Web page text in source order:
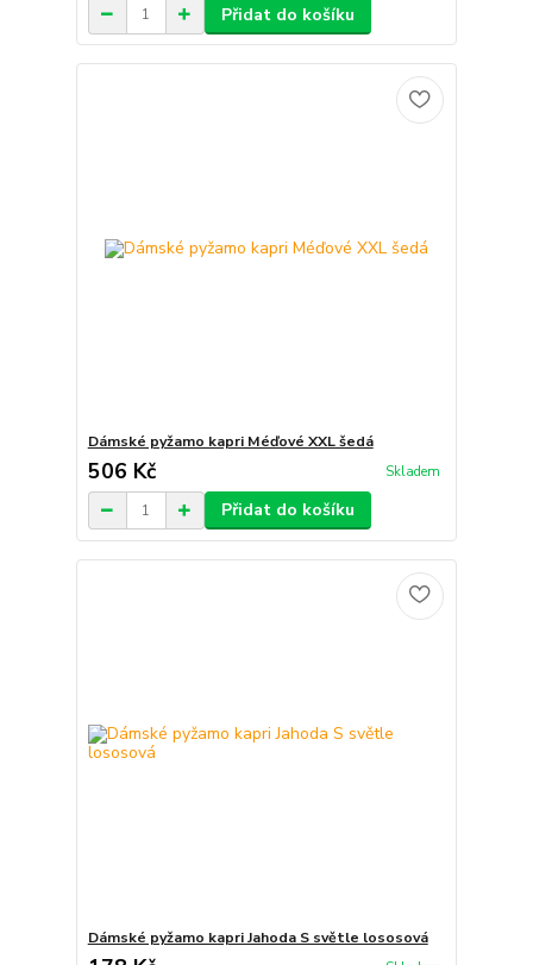
Přidat do košíku
Dámské pyžamo kapri Méďové XXL šedá
506 Kč Skladem
Přidat do košíku
Dámské pyžamo kapri Jahoda S světle lososová